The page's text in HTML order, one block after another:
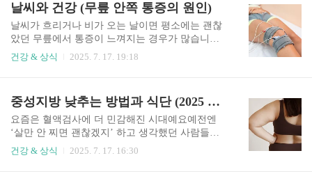
대예요예전엔 ‘살만 안 찌면 괜찮겠지’ 하고 생각
했던 사람들도, 이제는 건..
이 살았던 터라 상상도 못했는데, 그날 이후로 콜레
스테롤 정상수치라는 키워드가 제 일상이 되어버
렸어요.처음엔 이게 왜 문제인지도 몰랐는데, 찾아
보니까 생각보다 진짜 심각하더라고요. 콜레스테
롤이 높으면 심혈관 질환 위험이 확 뛰고, 특히 조
니더라고요좋은 콜레스테롤, 나쁜 콜레스테롤 따
로 있어요콜레스테롤이라고 하면 그냥 지방,..
날씨와 건강 (무릎 안쪽 통증의 원인)
날씨가 흐리거나 비가 오는 날이면 평소에는 괜찮
았던 무릎에서 통증이 느껴지는 경우가 많습니다.
특히 무릎 안쪽 통증이 반복된다면 단순한 근육 뻐
자세한 건강 정보를 안내해드립니다.1. 날씨와 건
강은 왜 연결되어 있을까?날씨와 건강은 무관하지
않습니다. 실제로 기온, 습도, 기압의 변화는 관절
통증을 유발하거나 악화시키는 요인이 될 수 있습
니다. 특히 비가 오기 전처럼 기압이 낮아지는 날에
건강 & 상식 2025. 7. 17. 19:18
중성지방 낮추는 방법과 식단 (2025 최신)
요즘은 혈액검사에 더 민감해진 시대예요예전엔
‘살만 안 찌면 괜찮겠지’ 하고 생각했던 사람들도,
이제는 건강검진 결과지를 하나하나 확인하면서
건강 & 상식 2025. 7. 17. 16:30